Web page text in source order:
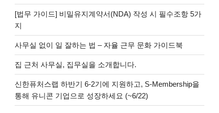
[법무 가이드] 비밀유지계약서(NDA) 작성 시 필수조항 5가
지
사무실 없이 일 잘하는 법 – 자율 근무 문화 가이드북
집 근처 사무실, 집무실을 소개합니다.
신한퓨처스랩 하반기 6-2기에 지원하고, S-Membership을
통해 유니콘 기업으로 성장하세요 (~6/22)